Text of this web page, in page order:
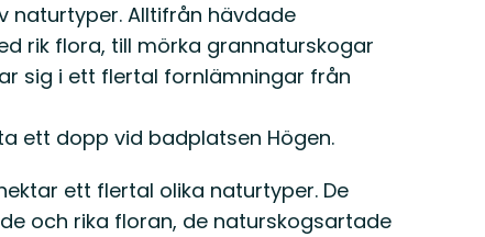
naturtyper. Alltifrån hävdade
rik flora, till mörka grannaturskogar
sig i ett flertal fornlämningar från
ett dopp vid badplatsen Högen.
ett flertal olika naturtyper. De
och rika floran, de naturskogsartade